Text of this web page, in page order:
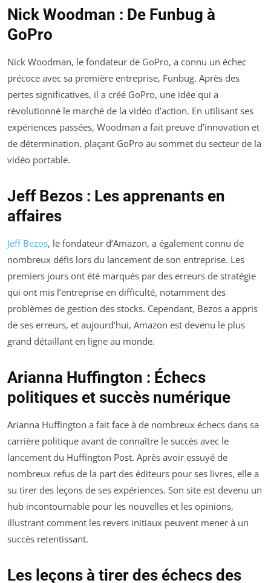
Nick Woodman : De Funbug à
GoPro
Nick Woodman, le fondateur de GoPro, a connu un échec
précoce avec sa première entreprise, Funbug. Après des
pertes significatives, il a créé GoPro, une idée qui a
révolutionné le marché de la vidéo d’action. En utilisant ses
expériences passées, Woodman a fait preuve d’innovation et
de détermination, plaçant GoPro au sommet du secteur de la
vidéo portable.
Jeff Bezos : Les apprenants en
affaires
Jeff Bezos, le fondateur d’Amazon, a également connu de
nombreux défis lors du lancement de son entreprise. Les
premiers jours ont été marqués par des erreurs de stratégie
qui ont mis l’entreprise en difficulté, notamment des
problèmes de gestion des stocks. Cependant, Bezos a appris
de ses erreurs, et aujourd’hui, Amazon est devenu le plus
grand détaillant en ligne au monde.
Arianna Huffington : Échecs
politiques et succès numérique
Arianna Huffington a fait face à de nombreux échecs dans sa
carrière politique avant de connaître le succès avec le
lancement du Huffington Post. Après avoir essuyé de
nombreux refus de la part des éditeurs pour ses livres, elle a
su tirer des leçons de ses expériences. Son site est devenu un
hub incontournable pour les nouvelles et les opinions,
illustrant comment les revers initiaux peuvent mener à un
succès retentissant.
Les leçons à tirer des échecs des